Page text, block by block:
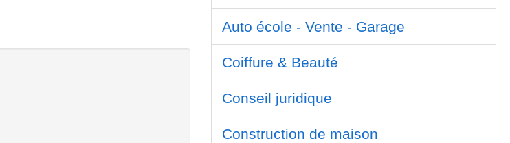
Auto école - Vente - Garage
Coiffure & Beauté
Conseil juridique
Construction de maison